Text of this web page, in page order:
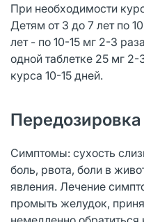
При необходимости
Детям от 3 до 7 лет по
лет - по 10-15 мг 2-3
одной таблетке 25 мг
курса 10-15 дней.
Передозировка
Симптомы: сухость
боль, рвота, боли в
явления. Лечение
промыть желудок,